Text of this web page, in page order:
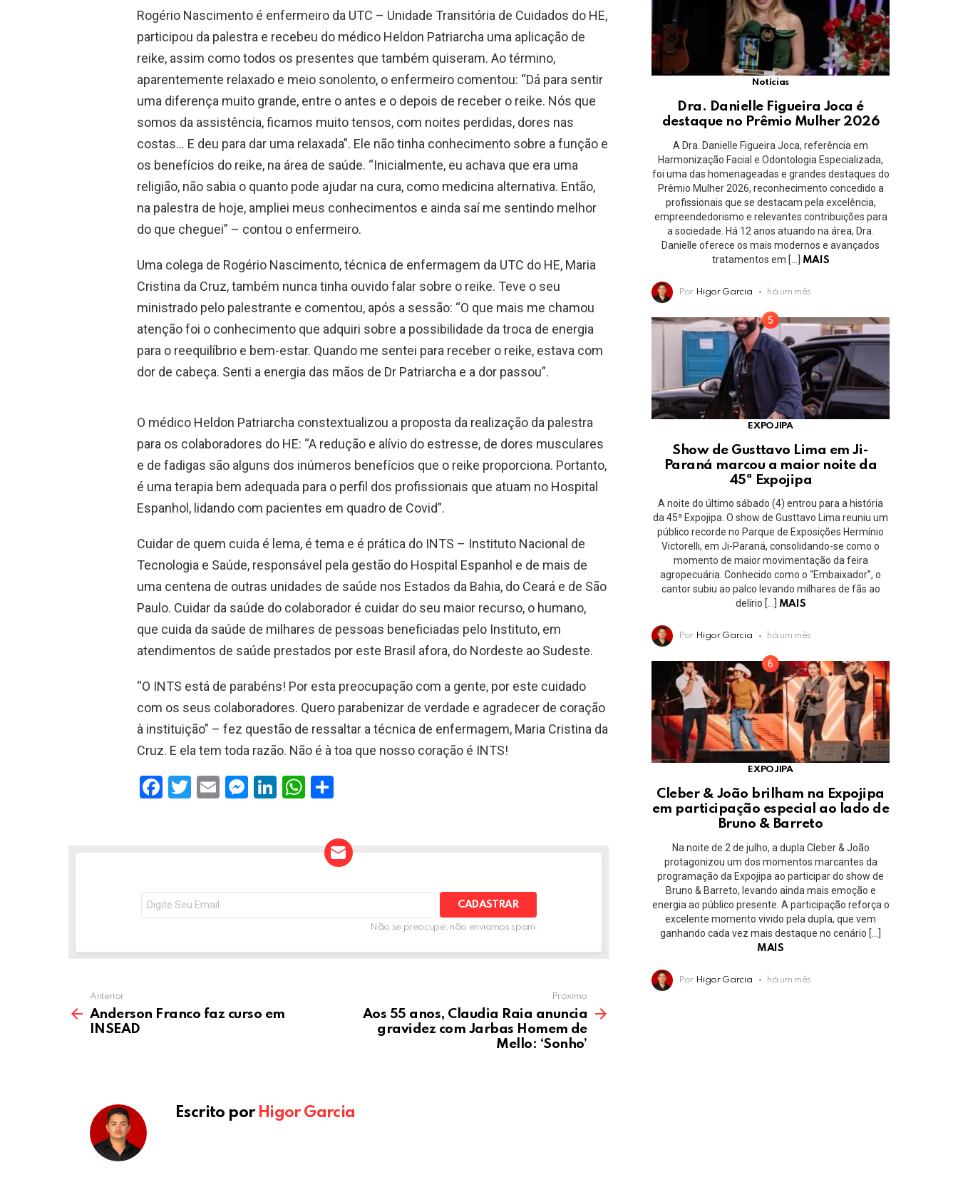
Rogério Nascimento é enfermeiro da UTC – Unidade Transitória de Cuidados do HE,
participou da palestra e recebeu do médico Heldon Patriarcha uma aplicação de
reike, assim como todos os presentes que também quiseram. Ao término,
aparentemente relaxado e meio sonolento, o enfermeiro comentou: “Dá para sentir
uma diferença muito grande, entre o antes e o depois de receber o reike. Nós que
somos da assistência, ficamos muito tensos, com noites perdidas, dores nas
costas… E deu para dar uma relaxada”. Ele não tinha conhecimento sobre a função e
os benefícios do reike, na área de saúde. “Inicialmente, eu achava que era uma
religião, não sabia o quanto pode ajudar na cura, como medicina alternativa. Então,
na palestra de hoje, ampliei meus conhecimentos e ainda saí me sentindo melhor
do que cheguei” – contou o enfermeiro.
Uma colega de Rogério Nascimento, técnica de enfermagem da UTC do HE, Maria
Cristina da Cruz, também nunca tinha ouvido falar sobre o reike. Teve o seu
ministrado pelo palestrante e comentou, após a sessão: “O que mais me chamou
atenção foi o conhecimento que adquiri sobre a possibilidade da troca de energia
para o reequilíbrio e bem-estar. Quando me sentei para receber o reike, estava com
dor de cabeça. Senti a energia das mãos de Dr Patriarcha e a dor passou”.
O médico Heldon Patriarcha constextualizou a proposta da realização da palestra
para os colaboradores do HE: “A redução e alívio do estresse, de dores musculares
e de fadigas são alguns dos inúmeros benefícios que o reike proporciona. Portanto,
é uma terapia bem adequada para o perfil dos profissionais que atuam no Hospital
Espanhol, lidando com pacientes em quadro de Covid”.
Cuidar de quem cuida é lema, é tema e é prática do INTS – Instituto Nacional de
Tecnologia e Saúde, responsável pela gestão do Hospital Espanhol e de mais de
uma centena de outras unidades de saúde nos Estados da Bahia, do Ceará e de São
Paulo. Cuidar da saúde do colaborador é cuidar do seu maior recurso, o humano,
que cuida da saúde de milhares de pessoas beneficiadas pelo Instituto, em
atendimentos de saúde prestados por este Brasil afora, do Nordeste ao Sudeste.
“O INTS está de parabéns! Por esta preocupação com a gente, por este cuidado
com os seus colaboradores. Quero parabenizar de verdade e agradecer de coração
à instituição” – fez questão de ressaltar a técnica de enfermagem, Maria Cristina da
Cruz. E ela tem toda razão. Não é à toa que nosso coração é INTS!
F
o
k
T
E
M
er
Li
W
p
p
ar
e
NEWSLETTER
e-
mail:
Não se preocupe, não enviamos spam.
Anterior
Anderson Franco faz curso em
INSEAD
Próximo
Aos 55 anos, Claudia Raia anuncia
gravidez com Jarbas Homem de
Mello: ‘Sonho’
Escrito por Higor Garcia
Notícias
Dra. Danielle Figueira Joca é
destaque no Prêmio Mulher 2026
A Dra. Danielle Figueira Joca, referência em
Harmonização Facial e Odontologia Especializada,
foi uma das homenageadas e grandes destaques do
Prêmio Mulher 2026, reconhecimento concedido a
profissionais que se destacam pela excelência,
empreendedorismo e relevantes contribuições para
a sociedade. Há 12 anos atuando na área, Dra.
Danielle oferece os mais modernos e avançados
tratamentos em […]
MAIS
Por Higor Garcia há um mês
EXPOJIPA
Show de Gusttavo Lima em Ji-
Paraná marcou a maior noite da
45ª Expojipa
A noite do último sábado (4) entrou para a história
da 45ª Expojipa. O show de Gusttavo Lima reuniu um
público recorde no Parque de Exposições Hermínio
Victorelli, em Ji-Paraná, consolidando-se como o
momento de maior movimentação da feira
agropecuária. Conhecido como o “Embaixador”, o
cantor subiu ao palco levando milhares de fãs ao
delírio […]
MAIS
Por Higor Garcia há um mês
EXPOJIPA
Cleber & João brilham na Expojipa
em participação especial ao lado de
Bruno & Barreto
Na noite de 2 de julho, a dupla Cleber & João
protagonizou um dos momentos marcantes da
programação da Expojipa ao participar do show de
Bruno & Barreto, levando ainda mais emoção e
energia ao público presente. A participação reforça o
excelente momento vivido pela dupla, que vem
ganhando cada vez mais destaque no cenário […]
MAIS
Por Higor Garcia há um mês